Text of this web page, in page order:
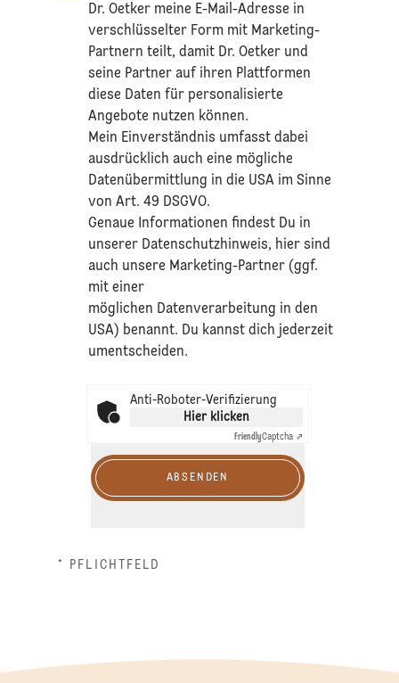
Dr. Oetker meine E-Mail-Adresse in
verschlüsselter Form mit Marketing-
Partnern teilt, damit Dr. Oetker und
seine Partner auf ihren Plattformen
diese Daten für personalisierte
Angebote nutzen können.
Mein Einverständnis umfasst dabei
ausdrücklich auch eine mögliche
Datenübermittlung in die USA im Sinne
von Art. 49 DSGVO.​
​Genaue Informationen findest Du in
unserer Datenschutzhinweis, hier sind
auch unsere Marketing-Partner (ggf.
mit einer
möglichen Datenverarbeitung in den
USA) benannt. Du kannst dich jederzeit
umentscheiden.
Anti-Roboter-Verifizierung
Hier klicken
FriendlyCaptcha ⇗
ABSENDEN
* PFLICHTFELD